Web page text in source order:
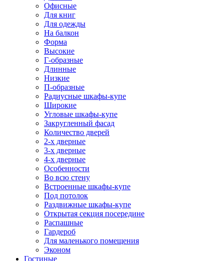
Офисные
Для книг
Для одежды
На балкон
Форма
Высокие
Г-образные
Длинные
Низкие
П-образные
Радиусные шкафы-купе
Широкие
Угловые шкафы-купе
Закругленный фасад
Количество дверей
2-х дверные
3-х дверные
4-х дверные
Особенности
Во всю стену
Встроенные шкафы-купе
Под потолок
Раздвижные шкафы-купе
Открытая секция посередине
Распашные
Гардероб
Для маленького помещения
Эконом
Гостиные